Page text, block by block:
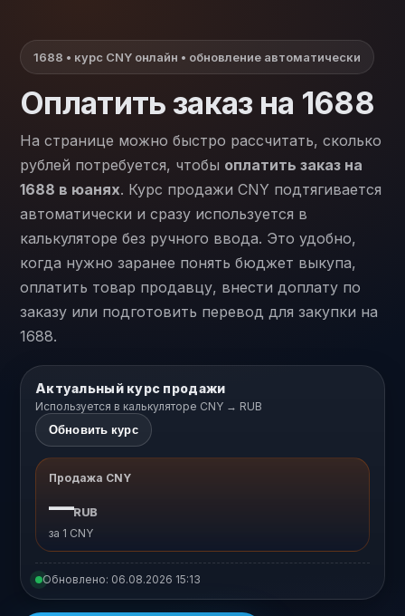
1688 • курс CNY онлайн • обновление автоматически
Оплатить заказ на 1688
На странице можно быстро рассчитать, сколько
рублей потребуется, чтобы оплатить заказ на
1688 в юанях. Курс продажи CNY подтягивается
автоматически и сразу используется в
калькуляторе без ручного ввода. Это удобно,
когда нужно заранее понять бюджет выкупа,
оплатить товар продавцу, внести доплату по
заказу или подготовить перевод для закупки на
1688.
Актуальный курс продажи
Используется в калькуляторе CNY → RUB
Обновить курс
Продажа CNY
—RUB
за 1 CNY
Обновлено: 06.08.2026 15:13